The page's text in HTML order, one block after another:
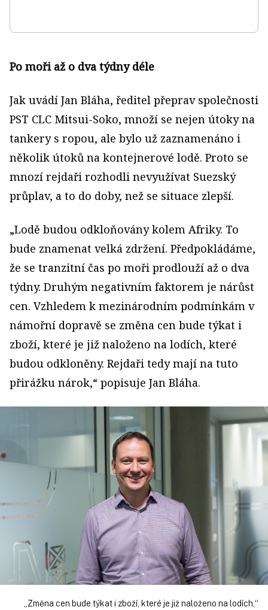
Po moři až o dva týdny déle
Jak uvádí Jan Bláha, ředitel přeprav společnosti
PST CLC Mitsui-Soko, množí se nejen útoky na
tankery s ropou, ale bylo už zaznamenáno i
několik útoků na kontejnerové lodě. Proto se
mnozí rejdaři rozhodli nevyužívat Suezský
průplav, a to do doby, než se situace zlepší.
„Lodě budou odkloňovány kolem Afriky. To
bude znamenat velká zdržení. Předpokládáme,
že se tranzitní čas po moři prodlouží až o dva
týdny. Druhým negativním faktorem je nárůst
cen. Vzhledem k mezinárodním podmínkám v
námořní dopravě se změna cen bude týkat i
zboží, které je již naloženo na lodích, které
budou odkloněny. Rejdaři tedy mají na tuto
přirážku nárok,“ popisuje Jan Bláha.
„Změna cen bude týkat i zboží, které je již naloženo na lodích,“